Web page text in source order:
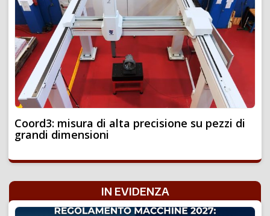
Coord3: misura di alta precisione su pezzi di
grandi dimensioni
IN EVIDENZA